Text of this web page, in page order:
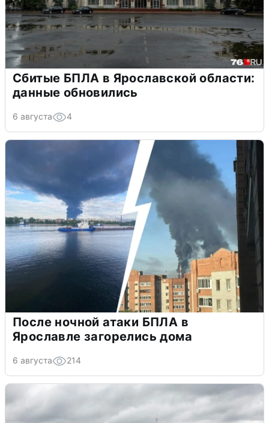
Сбитые БПЛА в Ярославской области:
данные обновились
6 августа 4
После ночной атаки БПЛА в
Ярославле загорелись дома
6 августа 214